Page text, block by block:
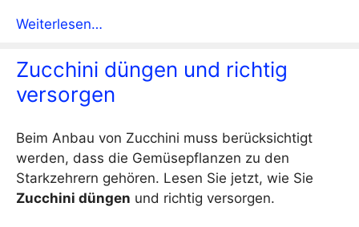
Weiterlesen…
Zucchini düngen und richtig
versorgen
Beim Anbau von Zucchini muss berücksichtigt
werden, dass die Gemüsepflanzen zu den
Starkzehrern gehören. Lesen Sie jetzt, wie Sie
Zucchini düngen und richtig versorgen.